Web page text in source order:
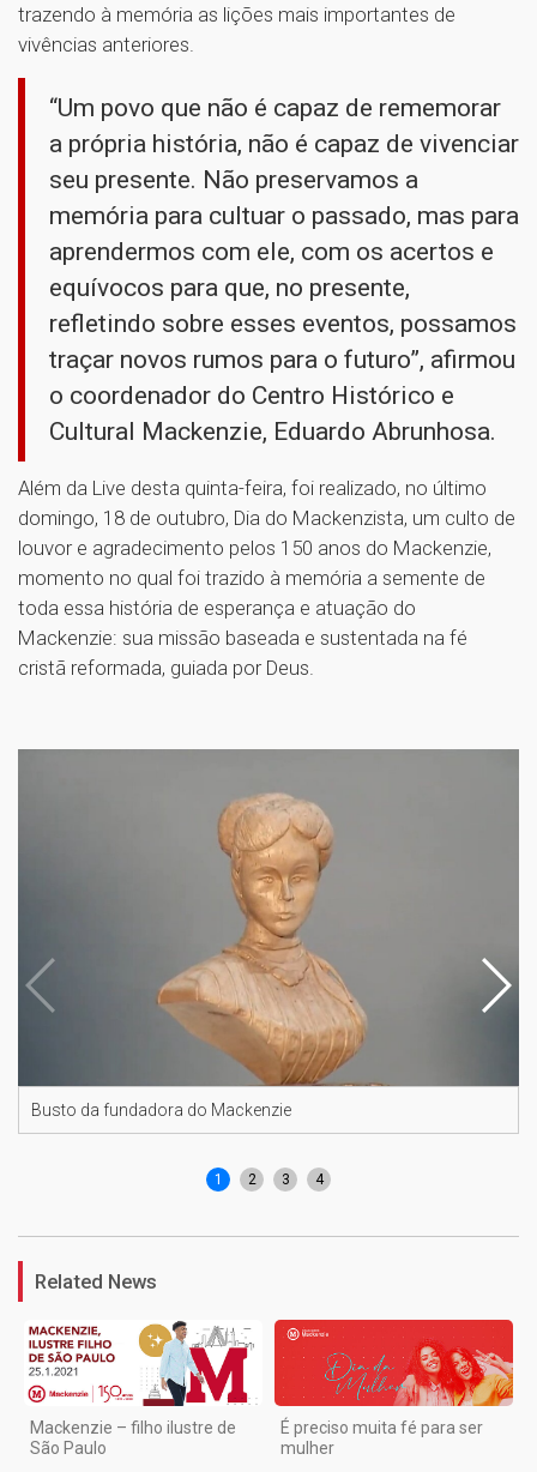
trazendo à memória as lições mais importantes de
vivências anteriores.
“Um povo que não é capaz de rememorar
a própria história, não é capaz de vivenciar
seu presente. Não preservamos a
memória para cultuar o passado, mas para
aprendermos com ele, com os acertos e
equívocos para que, no presente,
refletindo sobre esses eventos, possamos
traçar novos rumos para o futuro”, afirmou
o coordenador do Centro Histórico e
Cultural Mackenzie, Eduardo Abrunhosa.
Além da Live desta quinta-feira, foi realizado, no último
domingo, 18 de outubro, Dia do Mackenzista, um culto de
louvor e agradecimento pelos 150 anos do Mackenzie,
momento no qual foi trazido à memória a semente de
toda essa história de esperança e atuação do
Mackenzie: sua missão baseada e sustentada na fé
cristã reformada, guiada por Deus.
Busto da fundadora do Mackenzie
1 2 3 4
Related News
Mackenzie – filho ilustre de
São Paulo
É preciso muita fé para ser
mulher